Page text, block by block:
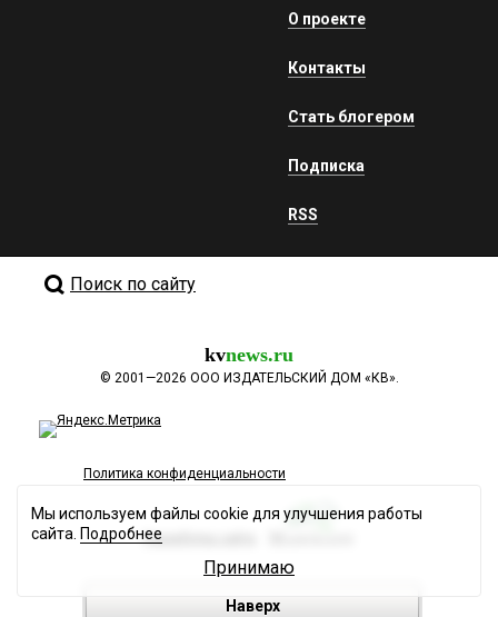
О проекте
Контакты
Стать блогером
Подписка
RSS
Поиск по сайту
kvnews.ru
© 2001—2026 ООО ИЗДАТЕЛЬСКИЙ ДОМ «КВ».
Политика конфиденциальности
Разработка сайта
Наверх
Мы используем файлы cookie для улучшения работы
сайта. Подробнее
Принимаю